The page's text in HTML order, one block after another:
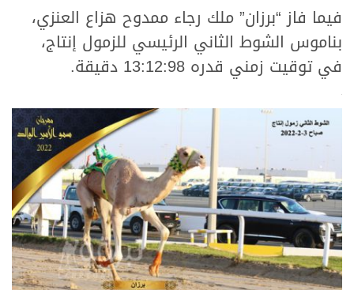
فيما فاز “برزان” ملك رجاء ممدوح هزاع العنزي،
بناموس الشوط الثاني الرئيسي للزمول إنتاج،
في توقيت زمني قدره 13:12:98 دقيقة.
.